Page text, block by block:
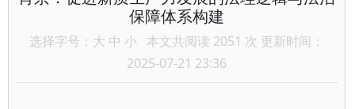
保障体系构建
选择字号： 大 中 小 本文共阅读 2051 次 更新时间：
2025-07-21 23:36